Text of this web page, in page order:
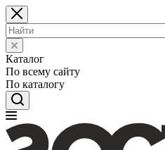
Каталог
По всему сайту
По каталогу